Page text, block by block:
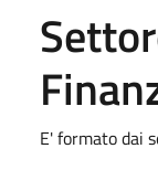
E' formato dai